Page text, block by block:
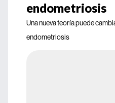
endometriosis
Una nueva teoría puede
endometriosis